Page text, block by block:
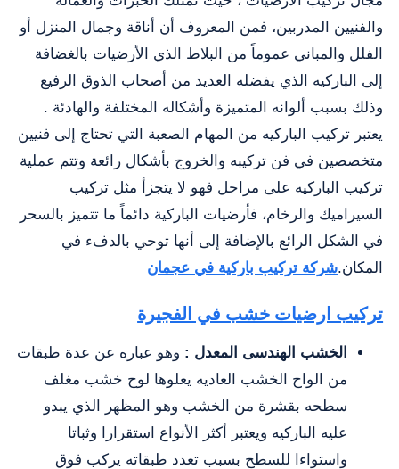
والفنيين المدربين، فمن المعروف أن أناقة وجمال المنزل أو
الفلل والمباني عموماً من البلاط الذي الأرضيات بالغضافة
إلى الباركيه الذي يفضله العديد من أصحاب الذوق الرفيع
وذلك بسبب ألوانه المتميزة وأشكاله المختلفة والهادئة .
يعتبر تركيب الباركيه من المهام الصعبة التي تحتاج إلى فنيين
متخصصين في فن تركيبه والخروج بأشكال رائعة وتتم عملية
تركيب الباركيه على مراحل فهو لا يتجزأ مثل تركيب
السيراميك والرخام، فأرضيات الباركية دائماً ما تتميز بالسحر
في الشكل الرائع بالإضافة إلى أنها توحي بالدفء في
المكان.شركة تركيب باركية في عجمان
تركيب ارضيات خشب في الفجيرة
الخشب الهندسى المعدل : وهو عباره عن عدة طبقات
من الواح الخشب العاديه يعلوها لوح خشب مغلف
سطحه بقشرة من الخشب وهو المظهر الذي يبدو
عليه الباركيه ويعتبر أكثر الأنواع استقرارا وثباتا
واستواءا للسطح بسبب تعدد طبقاته يركب فوق